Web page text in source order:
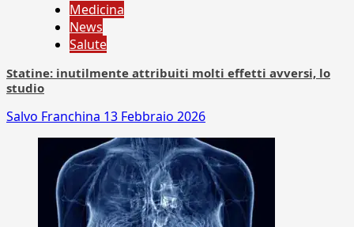
Medicina
News
Salute
Statine: inutilmente attribuiti molti effetti avversi, lo
studio
Salvo Franchina 13 Febbraio 2026